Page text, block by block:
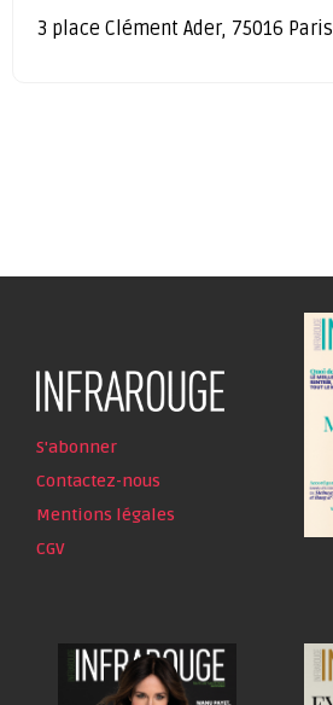
3 place Clément Ader, 75016 Paris
S'abonner
Contactez-nous
Mentions légales
CGV